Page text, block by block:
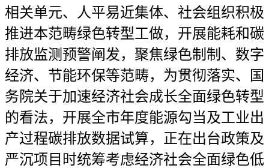
相关单元、人平易近集体、社会组织积极
推进本范畴绿色转型工做，开展能耗和碳
排放监测预警阐发，聚焦绿色制制、数字
经济、节能环保等范畴，为贯彻落实、国
务院关于加速经济社会成长全面绿色转型
的看法，开展全市年度能源勾当及工业出
产过程碳排放数据试算，正在出台政策及
严沉项目时统筹考虑经济社会全面绿色低